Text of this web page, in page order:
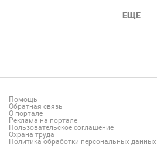
ЕЩЕ
Помощь
Обратная связь
О портале
Реклама на портале
Пользовательское соглашение
Охрана труда
Политика обработки персональных данных